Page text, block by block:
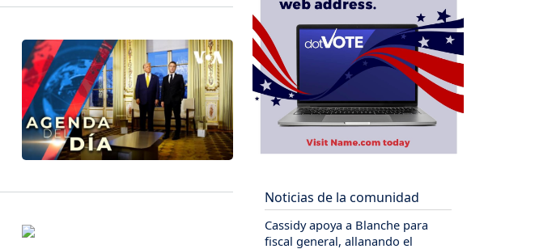
Imagen
Imagen
Noticias de la comunidad
Cassidy apoya a Blanche para
fiscal general, allanando el